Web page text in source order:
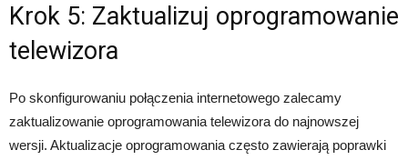
Krok 5: Zaktualizuj oprogramowanie
telewizora
Po skonfigurowaniu połączenia internetowego zalecamy
zaktualizowanie oprogramowania telewizora do najnowszej
wersji. Aktualizacje oprogramowania często zawierają poprawki